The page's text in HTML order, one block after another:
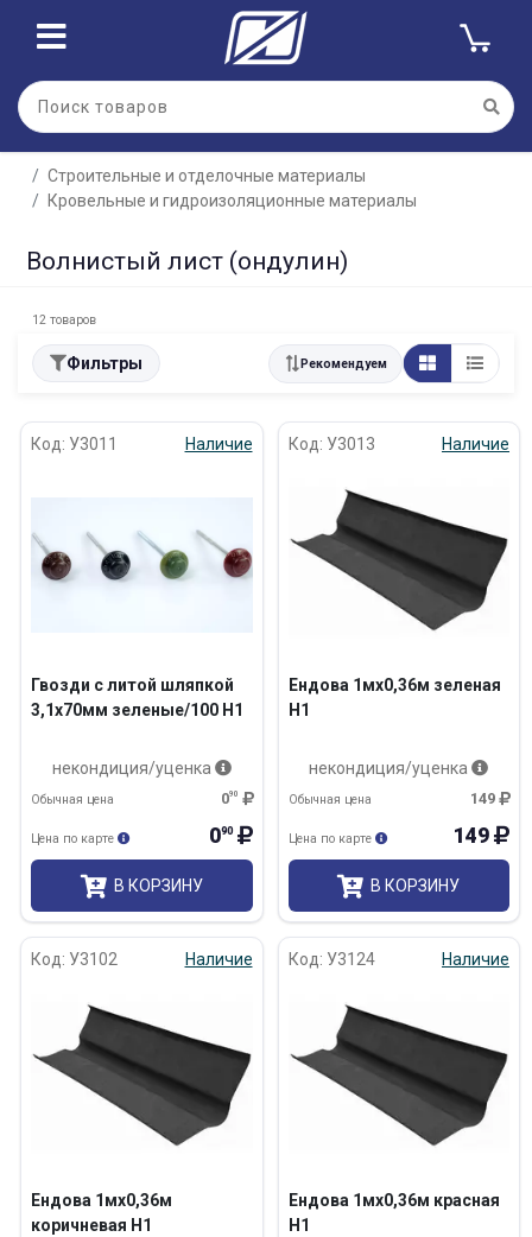
Строительные и отделочные материалы
Кровельные и гидроизоляционные материалы
Волнистый лист (ондулин)
12 товаров
Фильтры Рекомендуем
Код: У3011 Наличие
Гвозди с литой шляпкой
3,1х70мм зеленые/100 Н1
некондиция/уценка
090
Обычная цена
090
Цена по карте
В КОРЗИНУ
Код: У3013 Наличие
Ендова 1мх0,36м зеленая
Н1
некондиция/уценка
149
Обычная цена
149
Цена по карте
В КОРЗИНУ
Код: У3102 Наличие
Ендова 1мх0,36м
коричневая Н1
Код: У3124 Наличие
Ендова 1мх0,36м красная
Н1